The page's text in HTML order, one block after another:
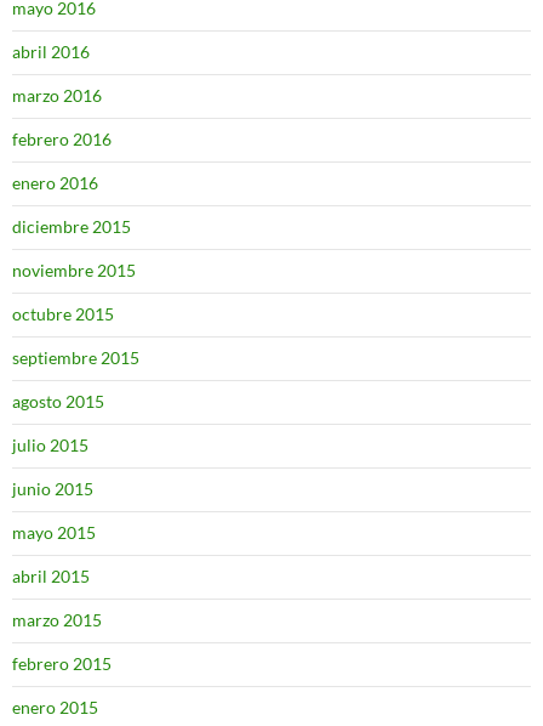
mayo 2016
abril 2016
marzo 2016
febrero 2016
enero 2016
diciembre 2015
noviembre 2015
octubre 2015
septiembre 2015
agosto 2015
julio 2015
junio 2015
mayo 2015
abril 2015
marzo 2015
febrero 2015
enero 2015